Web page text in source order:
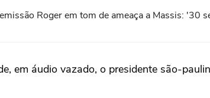
Roger em tom de ameaça a Massis: '30
em áudio vazado, o presidente são-